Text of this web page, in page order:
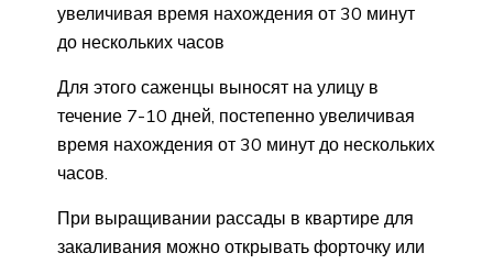
увеличивая время нахождения от 30 минут
до нескольких часов
Для этого саженцы выносят на улицу в
течение 7-10 дней, постепенно увеличивая
время нахождения от 30 минут до нескольких
часов.
При выращивании рассады в квартире для
закаливания можно открывать форточку или